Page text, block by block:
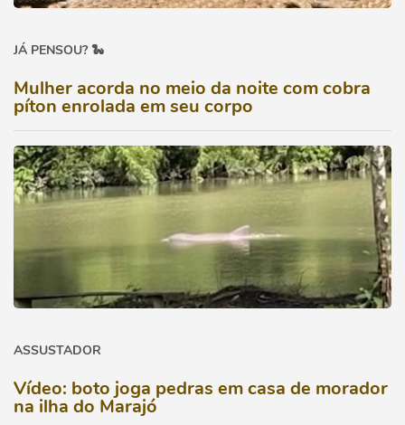
JÁ PENSOU? 🐍
Mulher acorda no meio da noite com cobra
píton enrolada em seu corpo
ASSUSTADOR
Vídeo: boto joga pedras em casa de morador
na ilha do Marajó